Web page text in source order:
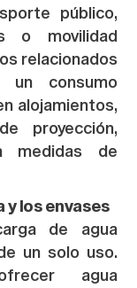
público,
o movilidad
relacionados
consumo
alojamientos,
proyección,
medidas de
y los envases
de agua
un solo uso.
agua